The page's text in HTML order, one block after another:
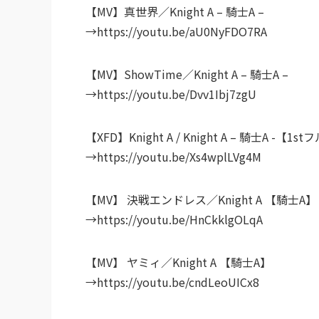
【MV】真世界／Knight A – 騎士A –
→https://youtu.be/aU0NyFDO7RA
【MV】ShowTime／Knight A – 騎士A –
→https://youtu.be/Dvv1Ibj7zgU
【XFD】Knight A / Knight A – 騎士A -【1stフ
→https://youtu.be/Xs4wplLVg4M
【MV】 決戦エンドレス／Knight A 【騎士A】
→https://youtu.be/HnCkklgOLqA
【MV】 ヤミィ／Knight A 【騎士A】
→https://youtu.be/cndLeoUICx8